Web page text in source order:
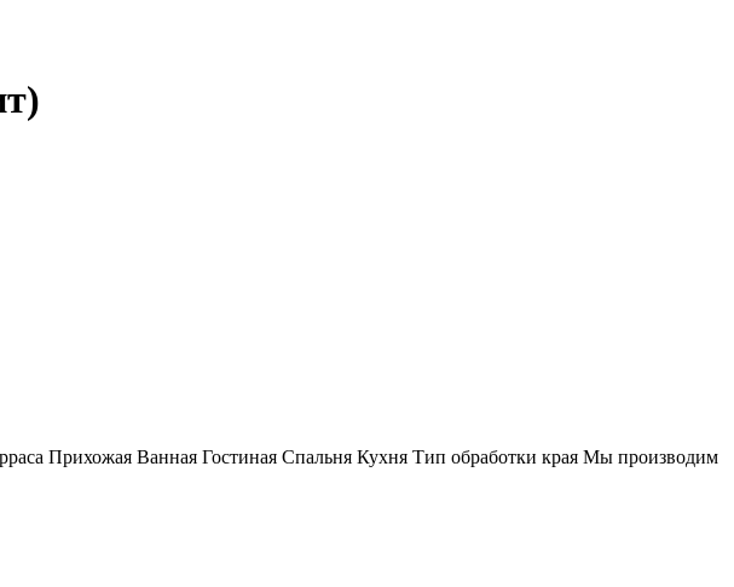
Прихожая Ванная Гостиная Спальня Кухня Тип обработки края Мы производим